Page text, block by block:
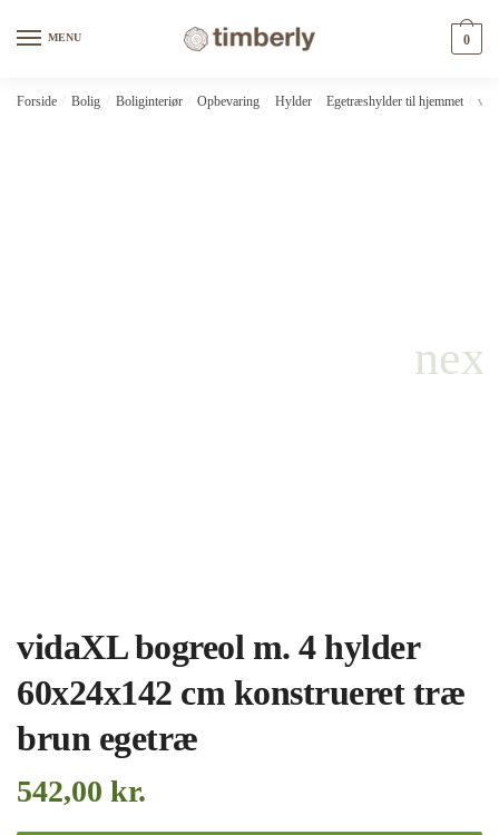
MENU 0
Forside Bolig Boliginteriør Opbevaring Hylder Egetræshylder til hjemmet
vidaXL bogreol m. 4 hylder
60x24x142 cm konstrueret træ
brun egetræ
542,00 kr.